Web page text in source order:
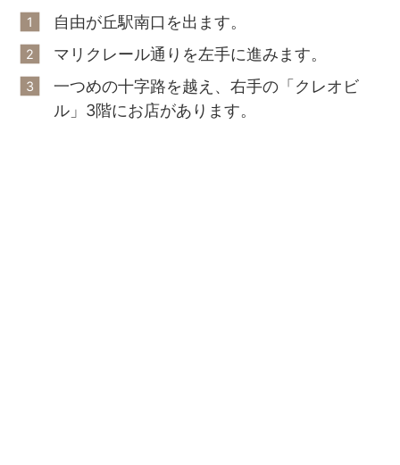
自由が丘駅南口を出ます。
マリクレール通りを左手に進みます。
一つめの十字路を越え、右手の「クレオビ
ル」3階にお店があります。